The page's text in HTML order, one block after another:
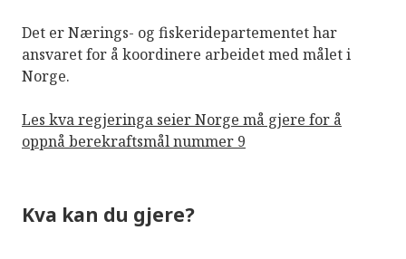
Det er Nærings- og fiskeridepartementet har
ansvaret for å koordinere arbeidet med målet i
Norge.
Les kva regjeringa seier Norge må gjere for å
oppnå berekraftsmål nummer 9
Kva kan du gjere?